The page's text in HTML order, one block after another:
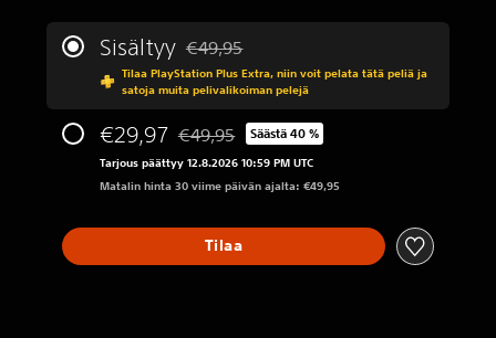
Sisältyy Alennettu alkuperäisestä hinnasta €49,95
€49,95
Tilaa PlayStation Plus Extra, niin voit pelata tätä peliä ja
satoja muita pelivalikoiman pelejä
€29,97 Alennettu alkuperäisestä hinnasta €49,95
€49,95 Säästä 40 %
Tarjous päättyy 12.8.2026 10:59 PM UTC
Matalin hinta 30 viime päivän ajalta: €49,95
Tilaa